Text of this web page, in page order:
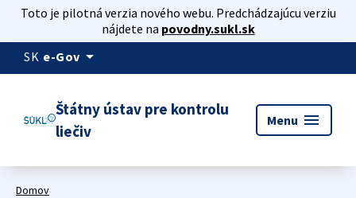
Toto je pilotná verzia nového webu. Predchádzajúcu verziu
nájdete na povodny.sukl.sk
SK e-Gov arrow_drop_down
Štátny ústav pre kontrolu
liečiv
Menu menu
Domov